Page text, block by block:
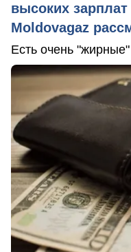
высоких зарплат
Moldovagaz
Есть очень